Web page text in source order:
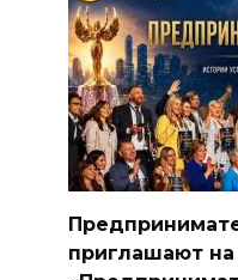
приглашают